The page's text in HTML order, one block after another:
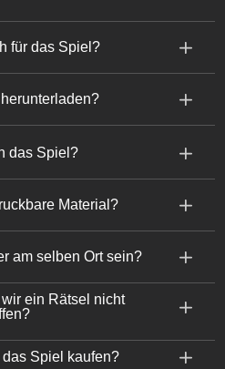
für das Spiel?
das Spiel?
Material?
am selben Ort sein?
ein Rätsel nicht
Spiel kaufen?